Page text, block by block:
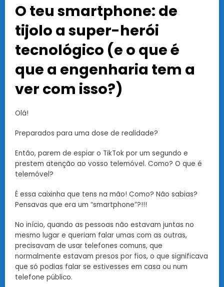
O teu smartphone: de
tijolo a super-herói
tecnológico (e o que é
que a engenharia tem a
ver com isso?)
Olá!
Preparados para uma dose de realidade?
Então, parem de espiar o TikTok por um segundo e
prestem atenção ao vosso telemóvel. Como? O que é
telemóvel?
É essa caixinha que tens na mão! Como? Não sabias?
Pensavas que era um “smartphone”?!!!
No início, quando as pessoas não estavam juntas no
mesmo lugar e queriam falar umas com as outras,
precisavam de usar telefones comuns, que
normalmente estavam presos por fios, o que significava
que só podias falar se estivesses em casa ou num
telefone público.